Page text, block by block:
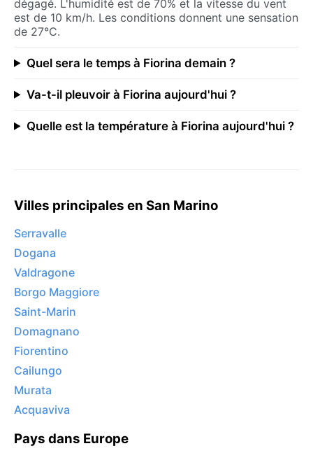
dégagé. L'humidité est de 70% et la vitesse du vent
est de 10 km/h. Les conditions donnent une sensation
de 27°C.
Quel sera le temps à Fiorina demain ?
Va-t-il pleuvoir à Fiorina aujourd'hui ?
Quelle est la température à Fiorina aujourd'hui ?
Villes principales en San Marino
Serravalle
Dogana
Valdragone
Borgo Maggiore
Saint-Marin
Domagnano
Fiorentino
Cailungo
Murata
Acquaviva
Pays dans Europe